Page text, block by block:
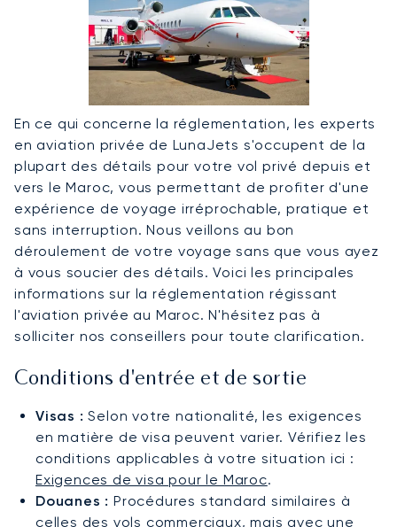
En ce qui concerne la réglementation, les experts
en aviation privée de LunaJets s'occupent de la
plupart des détails pour votre vol privé depuis et
vers le Maroc, vous permettant de profiter d'une
expérience de voyage irréprochable, pratique et
sans interruption. Nous veillons au bon
déroulement de votre voyage sans que vous ayez
à vous soucier des détails. Voici les principales
informations sur la réglementation régissant
l'aviation privée au Maroc. N'hésitez pas à
solliciter nos conseillers pour toute clarification.
Conditions d'entrée et de sortie
Visas : Selon votre nationalité, les exigences
en matière de visa peuvent varier. Vérifiez les
conditions applicables à votre situation ici :
Exigences de visa pour le Maroc.
Douanes : Procédures standard similaires à
celles des vols commerciaux, mais avec une